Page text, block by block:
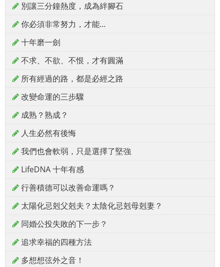
別讓三分鐘熱度，成為絆腳石
你必須非常努力，才能...
十年磨一劍
不求、不欲、不恨，才有圓滿
所有經過的路，都是必經之路
改變命運的三步驟
成熟？熟成？
人生必然有後悔
我們也會軟弱，只是選擇了堅強
LifeDNA 十年有感
行善積德可以改善命運嗎？
太陽化忌剋父剋夫？太陰化忌剋母剋妻？
同婚公投失敗的下一步？
追求幸福的四種方法
多想想弦外之音！